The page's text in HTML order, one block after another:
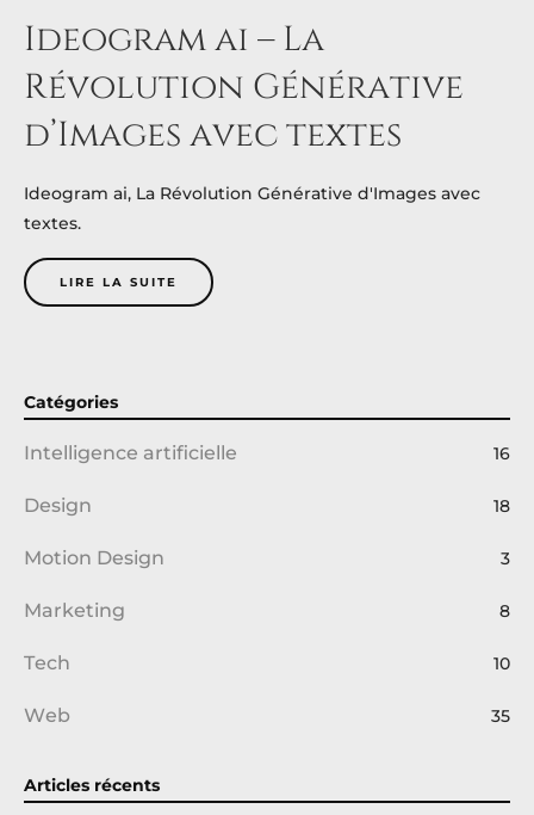
Ideogram ai – La
Révolution Générative
d’Images avec textes
Ideogram ai, La Révolution Générative d'Images avec
textes.
LIRE LA SUITE
Catégories
Intelligence artificielle 16
Design 18
Motion Design 3
Marketing 8
Tech 10
Web 35
Articles récents